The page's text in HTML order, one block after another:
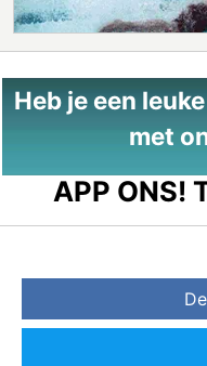
Heb je een
met
APP ONS!